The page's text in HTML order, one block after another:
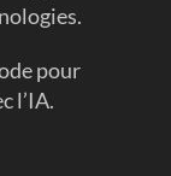
pour
l’IA.